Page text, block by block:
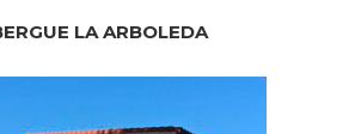
LA ARBOLEDA